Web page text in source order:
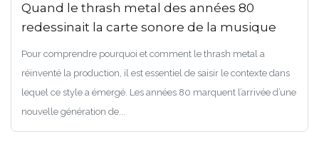
Quand le thrash metal des années 80
redessinait la carte sonore de la musique
Pour comprendre pourquoi et comment le thrash metal a
réinventé la production, il est essentiel de saisir le contexte dans
lequel ce style a émergé. Les années 80 marquent l’arrivée d’une
nouvelle génération de...